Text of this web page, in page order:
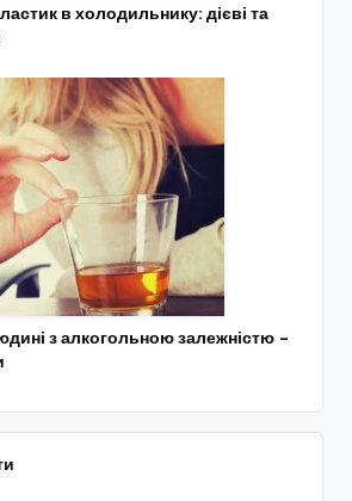
в холодильнику: дієві та
з алкогольною залежністю –